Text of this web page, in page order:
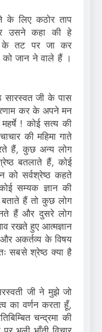
के लिए कठोर ताप
उसने कहा की हे
के तट पर जा कर
को जान ने वाले हैं ।
सारस्वत जी के पास
कर के अपने मन
! कोई सत्य की
की महिमा गाते
हैं, कुछ अन्य लोग
बतलाते हैं, कोई
को सर्वश्रेष्ठ कहते
सम्यक ज्ञान की
हैं तो कुछ लोग
हैं और दुसरे लोग
रखते हुए आत्मज्ञान
अकर्तव्य के विषय
सबसे श्रेष्ठ क्या है
जी ने मुझे जो
का वर्णन करता हूँ,
चन्द्रमा की